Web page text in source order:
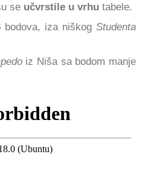
se učvrstile u vrhu tabele.
bodova, iza niškog Studenta
iz Niša sa bodom manje